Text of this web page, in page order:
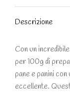
Descrizione
Con un
per 100g di
pane e panini
eccellente.